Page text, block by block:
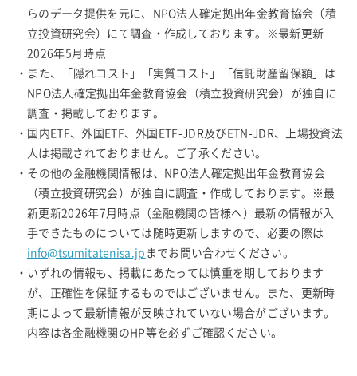
らのデータ提供を元に、NPO法人確定拠出年金教育協会（積
立投資研究会）にて調査・作成しております。※最新更新
2026年5月時点
・また、「隠れコスト」「実質コスト」「信託財産留保額」は
NPO法人確定拠出年金教育協会（積立投資研究会）が独自に
調査・掲載しております。
・国内ETF、外国ETF、外国ETF-JDR及びETN-JDR、上場投資法
人は掲載されておりません。ご了承ください。
・その他の金融機関情報は、NPO法人確定拠出年金教育協会
（積立投資研究会）が独自に調査・作成しております。※最
新更新2026年7月時点（金融機関の皆様へ）最新の情報が入
手できたものについては随時更新しますので、必要の際は
info@tsumitatenisa.jp までお問い合わせください。
・いずれの情報も、掲載にあたっては慎重を期しております
が、正確性を保証するものではございません。また、更新時
期によって最新情報が反映されていない場合がございます。
内容は各金融機関のHP等を必ずご確認ください。